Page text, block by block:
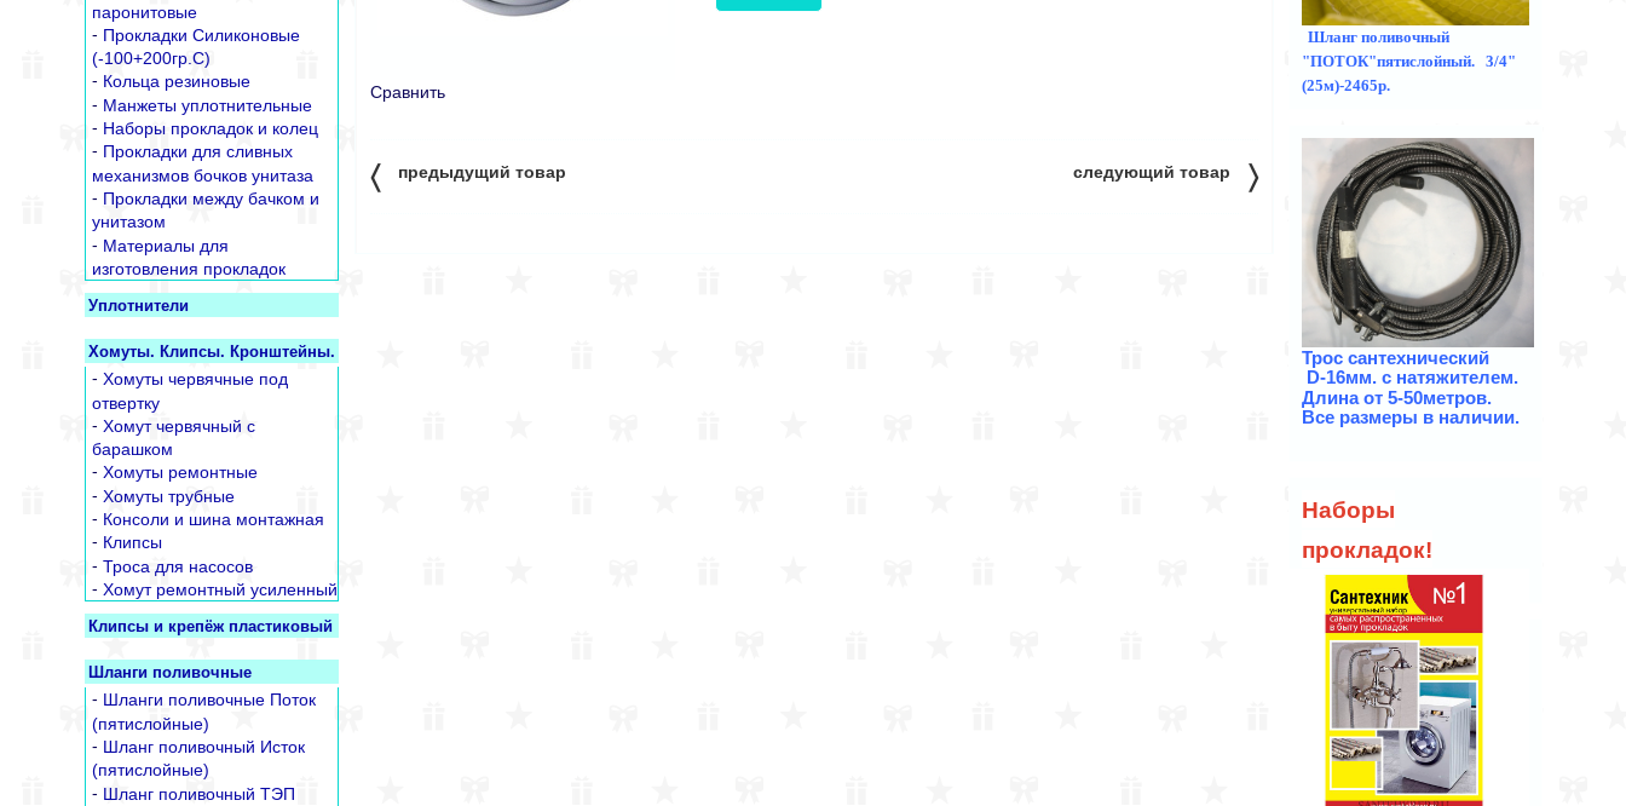
Сравнить
〈 предыдущий товар следующий товар 〉
паронитовые
- Прокладки Силиконовые
(-100+200гр.С)
- Кольца резиновые
- Манжеты уплотнительные
- Наборы прокладок и колец
- Прокладки для сливных
механизмов бочков унитаза
- Прокладки между бачком и
унитазом
- Материалы для
изготовления прокладок
Уплотнители
Хомуты. Клипсы. Кронштейны.
- Хомуты червячные под
отвертку
- Хомут червячный с
барашком
- Хомуты ремонтные
- Хомуты трубные
- Консоли и шина монтажная
- Клипсы
- Троса для насосов
- Хомут ремонтный усиленный
Клипсы и крепёж пластиковый
Шланги поливочные
- Шланги поливочные Поток
(пятислойные)
- Шланг поливочный Исток
(пятислойные)
- Шланг поливочный ТЭП
Шланг поливочный
"ПОТОК"пятислойный. 3/4"
(25м)-2465р.
Троссантехнический
D-16мм. с натяжителем.
Длина от 5-50метров.
Все размеры в наличии.
Наборы
прокладок!